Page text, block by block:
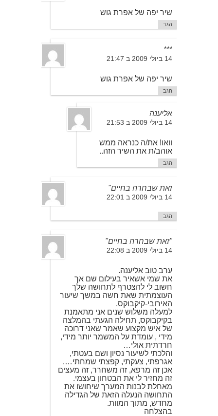
שיר יפה של אפרת גוש
הגב
***
14 ביולי 2009 ב 21:47
שיר יפה של אפרת גוש
הגב
אליענה
14 ביולי 2009 ב 21:53
וואו! את/ה כנראה ממש
אוהב/ת את השיר הזה..
הגב
זאת שבחרה בחיים"
14 ביולי 2009 ב 22:01
הגב
"זאת שבחרה בחיים"
14 ביולי 2009 ב 22:08
ערב טוב אליענה.
את שמי אשאיר בעילום שם אך
חשוב לי להצטרף לתחושה שלך
העוצמתית שאת חשה במשך שיעור
האירובי-קיקבוקס.
למעלה משלוש שנים אני מתאמנת
בקיקבוקס, תחילה הגעתי בהמלצה
של איש מקצוע שאמר שאני דרוכה
מידי , עומדת על המשמר יותר מידי,
חרדתית אולי…
והלכתי לשיעור נסיון ושם בעטתי,
אגרפתי, צעקתי, קפצתי שמחתי….
אכן זה מרפא, זה משחרר, זה מעצים
זה מחזיר לי את הבטחון בעצמי.
מאחלת לבנות המערך שיחושו את
התחושה הנעלה הזאת של הגדילה
מחדש, מתוך המוות.
בהצלחה